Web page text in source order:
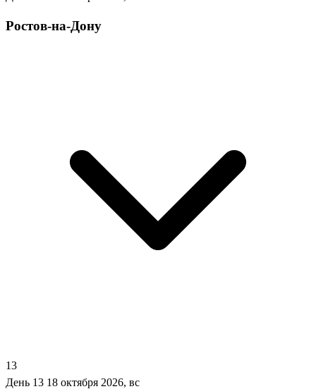
Ростов-на-Дону
13
День 13 18 октября 2026, вс